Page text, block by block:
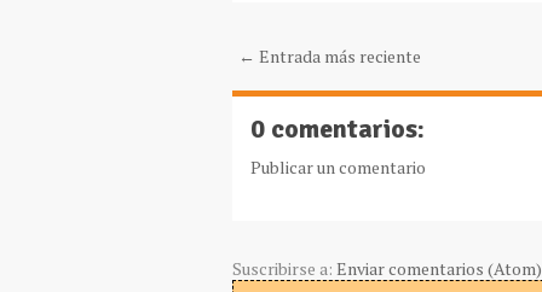
← Entrada más reciente
0 comentarios:
Publicar un comentario
Suscribirse a: Enviar comentarios (Atom)